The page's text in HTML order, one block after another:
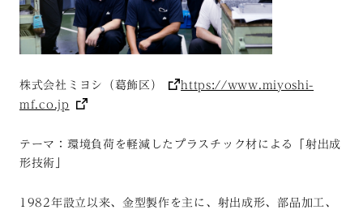
株式会社ミヨシ（葛飾区）
https://www.miyoshi-
mf.co.jp
テーマ：環境負荷を軽減したプラスチック材による「射出成
形技術」
1982年設立以来、金型製作を主に、射出成形、部品加工、